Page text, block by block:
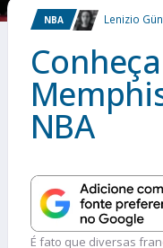
NBA Lenizio
NBA
É fato que diversas